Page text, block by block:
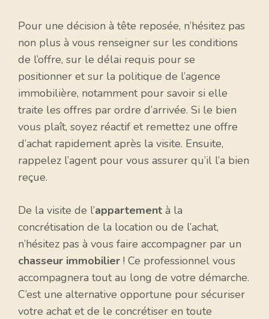
Pour une décision à tête reposée, n’hésitez pas
non plus à vous renseigner sur les conditions
de l’offre, sur le délai requis pour se
positionner et sur la politique de l’agence
immobilière, notamment pour savoir si elle
traite les offres par ordre d’arrivée. Si le bien
vous plaît, soyez réactif et remettez une offre
d’achat rapidement après la visite. Ensuite,
rappelez l’agent pour vous assurer qu’il l’a bien
reçue.
De la visite de l’appartement à la
concrétisation de la location ou de l’achat,
n’hésitez pas à vous faire accompagner par un
chasseur immobilier ! Ce professionnel vous
accompagnera tout au long de votre démarche.
C’est une alternative opportune pour sécuriser
votre achat et de le concrétiser en toute